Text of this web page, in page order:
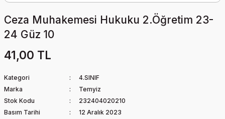
Ceza Muhakemesi Hukuku 2.Öğretim 23-
24 Güz 10
41,00 TL
Kategori
4.SINIF
Marka
Temyiz
Stok Kodu
232404020210
Basım Tarihi
12 Aralık 2023